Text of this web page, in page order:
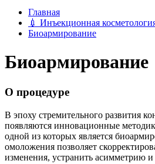
Главная
💉 Инъекционная
Биоармирование
Биоармирование
О процедуре
В эпоху стремительного развития
появляются инновационные
одной из которых является
омоложения позволяет
изменения, устранить асимметрию